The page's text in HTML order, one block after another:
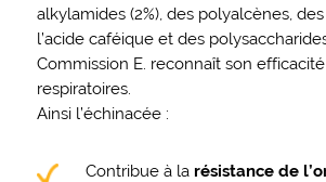
alkylamides (2%), des polyalcènes,
l’acide caféique et des
Commission E. reconnaît son
respiratoires.
Ainsi l’échinacée :
Contribue à la résistance de